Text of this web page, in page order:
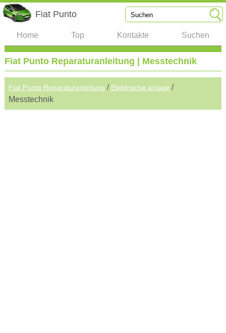
Fiat Punto
Home Top Kontakte Suchen
Fiat Punto Reparaturanleitung | Messtechnik
Fiat Punto Reparaturanleitung / Elektrische anlage /
Messtechnik